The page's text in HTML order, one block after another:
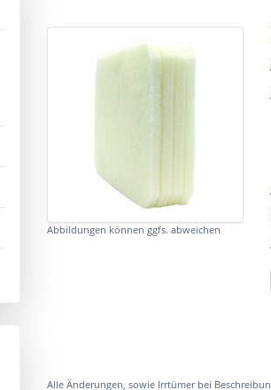
Abbildungen können ggfs. abweichen
Alle Änderungen, sowie Irrtümer bei